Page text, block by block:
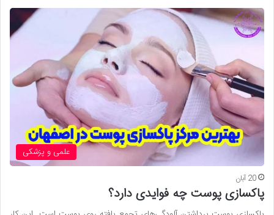
علمی و پزشکی
20 آبان
پاکسازی پوست چه فوایدی دارد؟